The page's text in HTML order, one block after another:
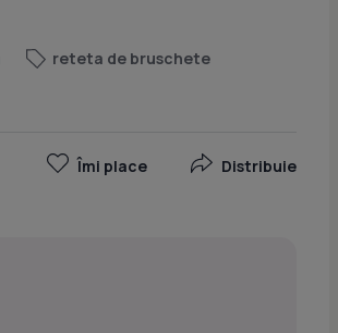
reteta de bruschete
Îmi place Distribuie